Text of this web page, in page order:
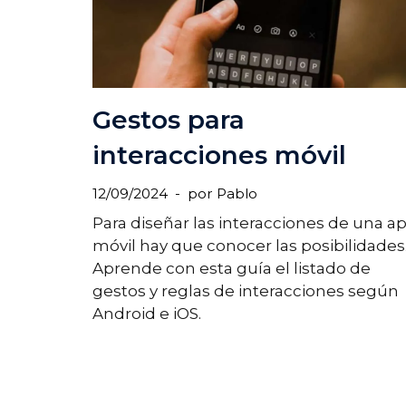
Gestos para
interacciones móvil
12/09/2024 por Pablo
Para diseñar las interacciones de una
móvil hay que conocer las
Aprende con esta guía el listado de
gestos y reglas de interacciones según
Android e iOS.